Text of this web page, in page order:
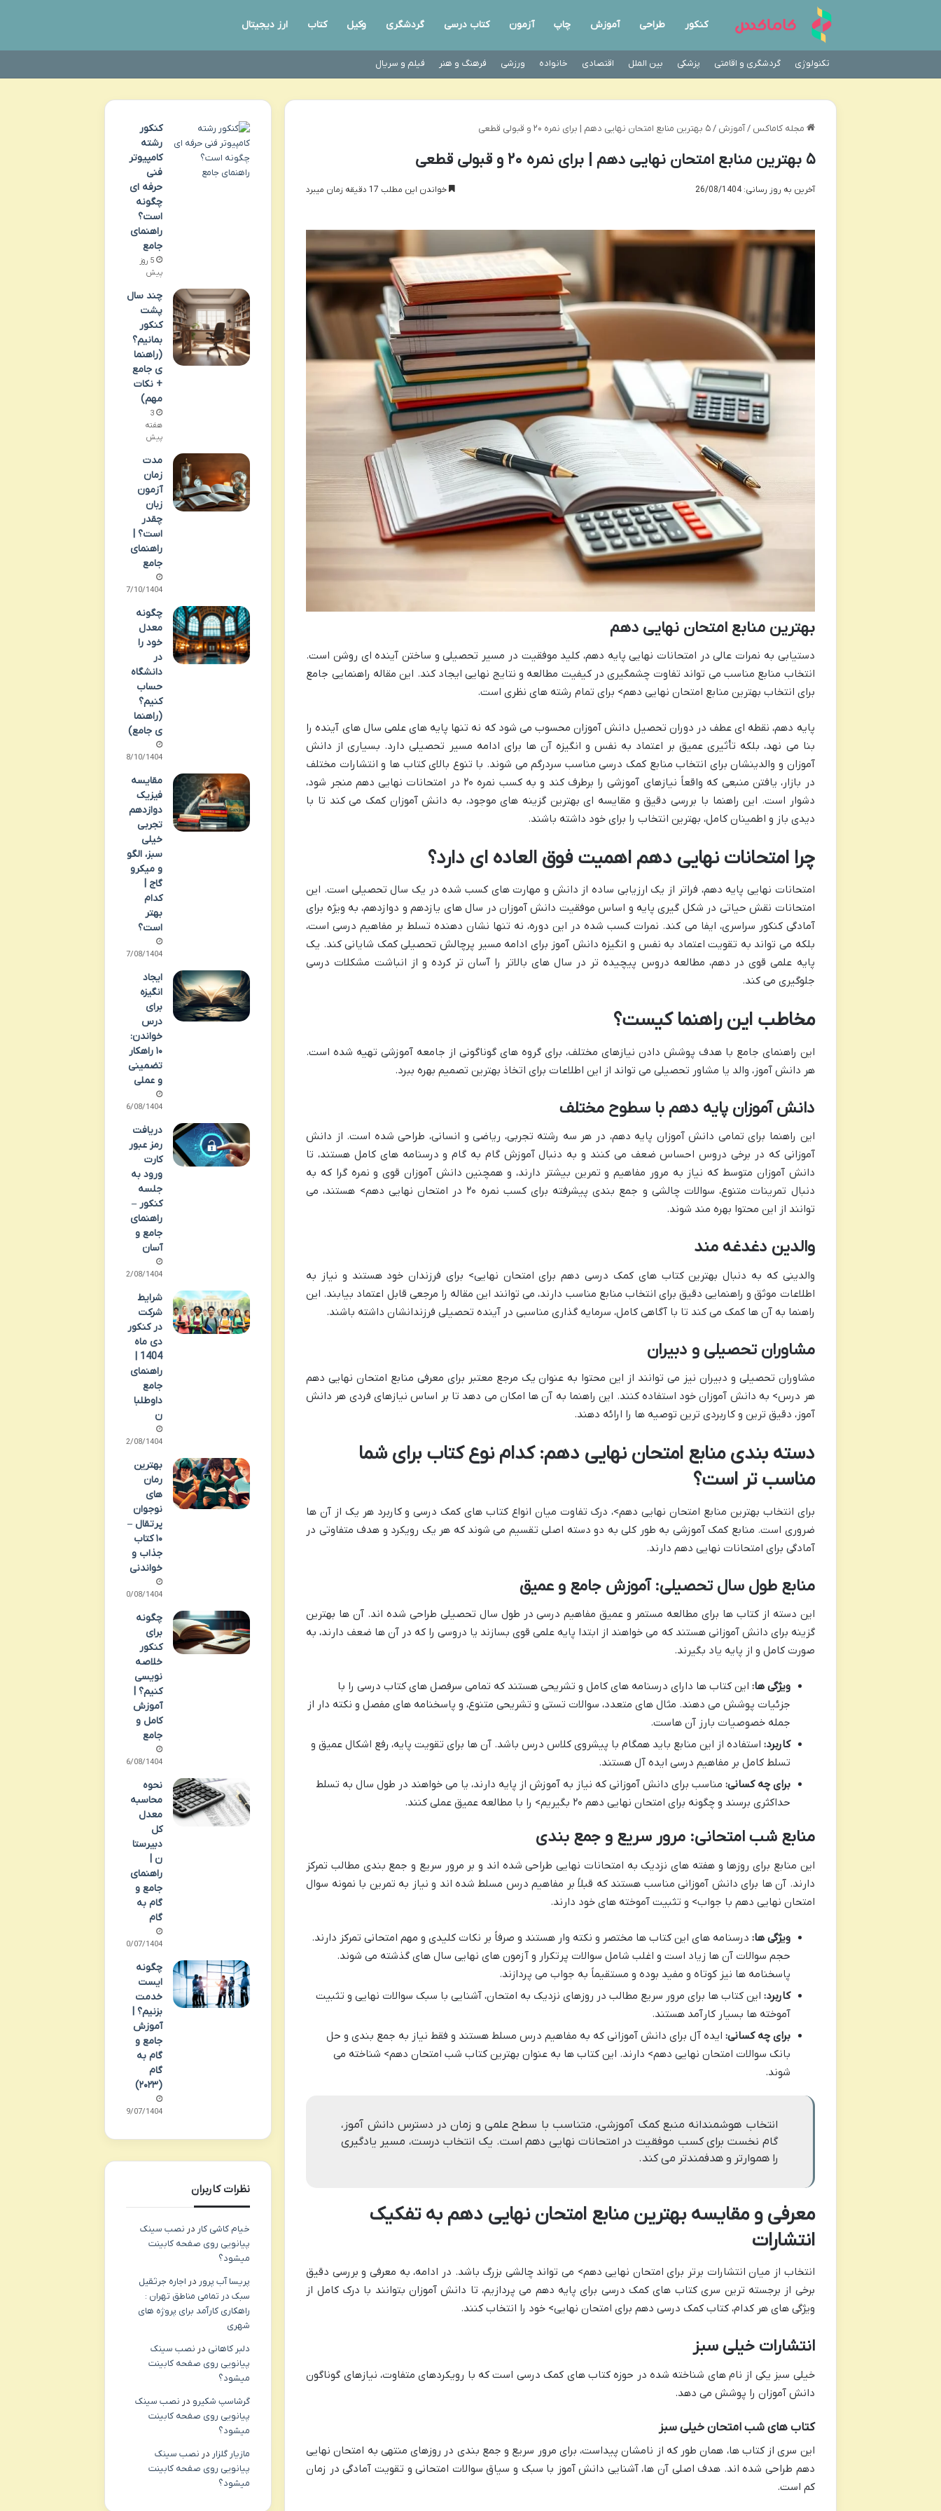
کنکور طراحی آموزش چاپ آزمون کتاب درسی گردشگری وکیل کتاب ارز دیجیتال
تکنولوژی گردشگری و اقامتی پزشکی بین الملل اقتصادی خانواده ورزشی فرهنگ و هنر فیلم و سریال
مجله کاماکس / آموزش / ۵ بهترین منابع امتحان نهایی دهم | برای نمره ۲۰ و قبولی قطعی
۵ بهترین منابع امتحان نهایی دهم | برای نمره ۲۰ و قبولی قطعی
آخرین به روز رسانی: 26/08/1404 خواندن این مطلب 17 دقیقه زمان میبرد
بهترین منابع امتحان نهایی دهم
دستیابی به نمرات عالی در امتحانات نهایی پایه دهم، کلید موفقیت در مسیر تحصیلی و ساختن آینده ای روشن است.
انتخاب منابع مناسب می تواند تفاوت چشمگیری در کیفیت مطالعه و نتایج نهایی ایجاد کند. این مقاله راهنمایی جامع
برای انتخاب بهترین منابع امتحان نهایی دهم> برای تمام رشته های نظری است.
پایه دهم، نقطه ای عطف در دوران تحصیل دانش آموزان محسوب می شود که نه تنها پایه های علمی سال های آینده را
بنا می نهد، بلکه تأثیری عمیق بر اعتماد به نفس و انگیزه آن ها برای ادامه مسیر تحصیلی دارد. بسیاری از دانش
آموزان و والدینشان برای انتخاب منابع کمک درسی مناسب سردرگم می شوند. با تنوع بالای کتاب ها و انتشارات مختلف
در بازار، یافتن منبعی که واقعاً نیازهای آموزشی را برطرف کند و به کسب نمره ۲۰ در امتحانات نهایی دهم منجر شود،
دشوار است. این راهنما با بررسی دقیق و مقایسه ای بهترین گزینه های موجود، به دانش آموزان کمک می کند تا با
دیدی باز و اطمینان کامل، بهترین انتخاب را برای خود داشته باشند.
چرا امتحانات نهایی دهم اهمیت فوق العاده ای دارد؟
امتحانات نهایی پایه دهم، فراتر از یک ارزیابی ساده از دانش و مهارت های کسب شده در یک سال تحصیلی است. این
امتحانات نقش حیاتی در شکل گیری پایه و اساس موفقیت دانش آموزان در سال های یازدهم و دوازدهم، به ویژه برای
آمادگی کنکور سراسری، ایفا می کند. نمرات کسب شده در این دوره، نه تنها نشان دهنده تسلط بر مفاهیم درسی است،
بلکه می تواند به تقویت اعتماد به نفس و انگیزه دانش آموز برای ادامه مسیر پرچالش تحصیلی کمک شایانی کند. یک
پایه علمی قوی در دهم، مطالعه دروس پیچیده تر در سال های بالاتر را آسان تر کرده و از انباشت مشکلات درسی
جلوگیری می کند.
مخاطب این راهنما کیست؟
این راهنمای جامع با هدف پوشش دادن نیازهای مختلف، برای گروه های گوناگونی از جامعه آموزشی تهیه شده است.
هر دانش آموز، والد یا مشاور تحصیلی می تواند از این اطلاعات برای اتخاذ بهترین تصمیم بهره ببرد.
دانش آموزان پایه دهم با سطوح مختلف
این راهنما برای تمامی دانش آموزان پایه دهم، در هر سه رشته تجربی، ریاضی و انسانی، طراحی شده است. از دانش
آموزانی که در برخی دروس احساس ضعف می کنند و به دنبال آموزش گام به گام و درسنامه های کامل هستند، تا
دانش آموزان متوسط که نیاز به مرور مفاهیم و تمرین بیشتر دارند، و همچنین دانش آموزان قوی و نمره گرا که به
دنبال تمرینات متنوع، سوالات چالشی و جمع بندی پیشرفته برای کسب نمره ۲۰ در امتحان نهایی دهم> هستند، می
توانند از این محتوا بهره مند شوند.
والدین دغدغه مند
والدینی که به دنبال بهترین کتاب های کمک درسی دهم برای امتحان نهایی> برای فرزندان خود هستند و نیاز به
اطلاعات موثق و راهنمایی دقیق برای انتخاب منابع مناسب دارند، می توانند این مقاله را مرجعی قابل اعتماد بیابند. این
راهنما به آن ها کمک می کند تا با آگاهی کامل، سرمایه گذاری مناسبی در آینده تحصیلی فرزندانشان داشته باشند.
مشاوران تحصیلی و دبیران
مشاوران تحصیلی و دبیران نیز می توانند از این محتوا به عنوان یک مرجع معتبر برای معرفی منابع امتحان نهایی دهم
هر درس> به دانش آموزان خود استفاده کنند. این راهنما به آن ها امکان می دهد تا بر اساس نیازهای فردی هر دانش
آموز، دقیق ترین و کاربردی ترین توصیه ها را ارائه دهند.
دسته بندی منابع امتحان نهایی دهم: کدام نوع کتاب برای شما
مناسب تر است؟
برای انتخاب بهترین منابع امتحان نهایی دهم>، درک تفاوت میان انواع کتاب های کمک درسی و کاربرد هر یک از آن ها
ضروری است. منابع کمک آموزشی به طور کلی به دو دسته اصلی تقسیم می شوند که هر یک رویکرد و هدف متفاوتی در
آمادگی برای امتحانات نهایی دهم دارند.
منابع طول سال تحصیلی: آموزش جامع و عمیق
این دسته از کتاب ها برای مطالعه مستمر و عمیق مفاهیم درسی در طول سال تحصیلی طراحی شده اند. آن ها بهترین
گزینه برای دانش آموزانی هستند که می خواهند از ابتدا پایه علمی قوی بسازند یا دروسی را که در آن ها ضعف دارند، به
صورت کامل و از پایه یاد بگیرند.
ویژگی ها: این کتاب ها دارای درسنامه های کامل و تشریحی هستند که تمامی سرفصل های کتاب درسی را با
جزئیات پوشش می دهند. مثال های متعدد، سوالات تستی و تشریحی متنوع، و پاسخنامه های مفصل و نکته دار از
جمله خصوصیات بارز آن هاست.
کاربرد: استفاده از این منابع باید همگام با پیشروی کلاس درس باشد. آن ها برای تقویت پایه، رفع اشکال عمیق و
تسلط کامل بر مفاهیم درسی ایده آل هستند.
برای چه کسانی: مناسب برای دانش آموزانی که نیاز به آموزش از پایه دارند، یا می خواهند در طول سال به تسلط
حداکثری برسند و چگونه برای امتحان نهایی دهم ۲۰ بگیریم> را با مطالعه عمیق عملی کنند.
منابع شب امتحانی: مرور سریع و جمع بندی
این منابع برای روزها و هفته های نزدیک به امتحانات نهایی طراحی شده اند و بر مرور سریع و جمع بندی مطالب تمرکز
دارند. آن ها برای دانش آموزانی مناسب هستند که قبلاً بر مفاهیم درس مسلط شده اند و نیاز به تمرین با نمونه سوال
امتحان نهایی دهم با جواب> و تثبیت آموخته های خود دارند.
ویژگی ها: درسنامه های این کتاب ها مختصر و نکته وار هستند و صرفاً بر نکات کلیدی و مهم امتحانی تمرکز دارند.
حجم سوالات آن ها زیاد است و اغلب شامل سوالات پرتکرار و آزمون های نهایی سال های گذشته می شوند.
پاسخنامه ها نیز کوتاه و مفید بوده و مستقیماً به جواب می پردازند.
کاربرد: این کتاب ها برای مرور سریع مطالب در روزهای نزدیک به امتحان، آشنایی با سبک سوالات نهایی و تثبیت
آموخته ها بسیار کارآمد هستند.
برای چه کسانی: ایده آل برای دانش آموزانی که به مفاهیم درس مسلط هستند و فقط نیاز به جمع بندی و حل
بانک سوالات امتحان نهایی دهم> دارند. این کتاب ها به عنوان بهترین کتاب شب امتحان دهم> شناخته می
شوند.
انتخاب هوشمندانه منبع کمک آموزشی، متناسب با سطح علمی و زمان در دسترس دانش آموز،
گام نخست برای کسب موفقیت در امتحانات نهایی دهم است. یک انتخاب درست، مسیر یادگیری
را هموارتر و هدفمندتر می کند.
معرفی و مقایسه بهترین منابع امتحان نهایی دهم به تفکیک
انتشارات
انتخاب از میان انتشارات برتر برای امتحان نهایی دهم> می تواند چالشی بزرگ باشد. در ادامه، به معرفی و بررسی دقیق
برخی از برجسته ترین سری کتاب های کمک درسی برای پایه دهم می پردازیم، تا دانش آموزان بتوانند با درک کامل از
ویژگی های هر کدام، کتاب کمک درسی دهم برای امتحان نهایی> خود را انتخاب کنند.
انتشارات خیلی سبز
خیلی سبز یکی از نام های شناخته شده در حوزه کتاب های کمک درسی است که با رویکردهای متفاوت، نیازهای گوناگون
دانش آموزان را پوشش می دهد.
کتاب های شب امتحان خیلی سبز
این سری از کتاب ها، همان طور که از نامشان پیداست، برای مرور سریع و جمع بندی در روزهای منتهی به امتحان نهایی
دهم طراحی شده اند. هدف اصلی آن ها، آشنایی دانش آموز با سبک و سیاق سوالات امتحانی و تقویت آمادگی در زمان
کم است.
کنکور
رشته
کامپیوتر
فنی
حرفه ای
چگونه
است؟
راهنمای
جامع
5 روز
پیش
چند سال
پشت
کنکور
بمانیم؟
(راهنما
ی جامع
+ نکات
مهم)
3
هفته
پیش
مدت
زمان
آزمون
زبان
چقدر
است؟ |
راهنمای
جامع
07/10/1404
چگونه
معدل
خود را
در
دانشگاه
حساب
کنیم؟
(راهنما
ی جامع)
08/10/1404
مقایسه
فیزیک
دوازدهم
تجربی
خیلی
سبز، الگو
و میکرو
گاج |
کدام
بهتر
است؟
17/08/1404
ایجاد
انگیزه
برای
درس
خواندن:
۱۰ راهکار
تضمینی
و عملی
16/08/1404
دریافت
رمز عبور
کارت
ورود به
جلسه
کنکور –
راهنمای
جامع و
آسان
12/08/1404
شرایط
شرکت
در کنکور
دی ماه
1404 |
راهنمای
جامع
داوطلبا
ن
12/08/1404
بهترین
رمان
های
نوجوان
پرتقال –
۱۰ کتاب
جذاب و
خواندنی
10/08/1404
چگونه
برای
کنکور
خلاصه
نویسی
کنیم؟ |
آموزش
کامل و
جامع
06/08/1404
نحوه
محاسبه
معدل
کل
دبیرستا
ن |
راهنمای
جامع و
گام به
گام
30/07/1404
چگونه
ایست
خدمت
بزنیم؟ |
آموزش
جامع و
گام به
گام
(۲۰۲۳)
29/07/1404
نظرات کاربران
خیام کاشی کار در نصب سینک
پیانویی روی صفحه کابینت
میشود؟
پریسا آب پرور در اجاره جرثقیل
سبک در تمامی مناطق تهران :
راهکاری کارآمد برای پروژه های
شهری
دلبر کاهانی در نصب سینک
پیانویی روی صفحه کابینت
میشود؟
گرشاسپ شکیرو در نصب سینک
پیانویی روی صفحه کابینت
میشود؟
مازیار گلزار در نصب سینک
پیانویی روی صفحه کابینت
میشود؟